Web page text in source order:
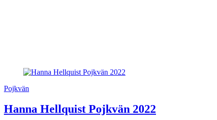
Pojkvän
Hanna Hellquist Pojkvän 2022